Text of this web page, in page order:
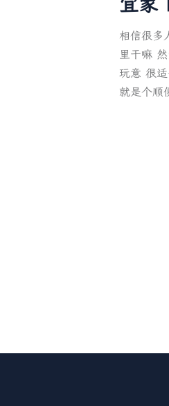
相信很多
里干嘛
玩意 很
就是个顺